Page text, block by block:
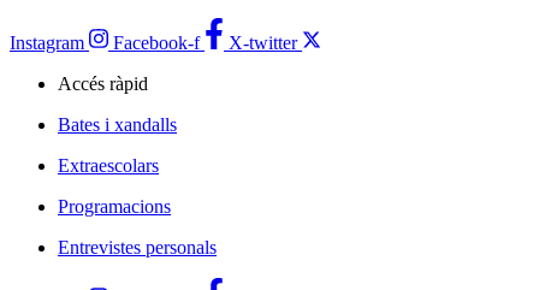
Instagram Facebook-f
X-twitter
Accés ràpid
Bates i xandalls
Extraescolars
Programacions
Entrevistes personals